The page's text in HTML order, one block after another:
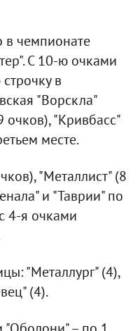
в чемпионате
С 10-ю очками
в
"Ворскла"
очков), "Кривбасс"
месте.
"Металлист" (8
и "Таврии" по
4-я очками
"Металлург" (4),
(4).